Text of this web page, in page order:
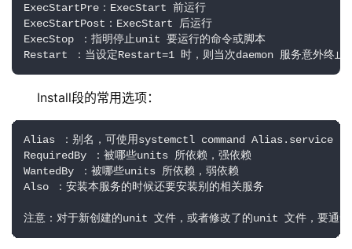
ExecStartPre：ExecStart 前运行
ExecStartPost：ExecStart 后运行
ExecStop ：指明停止unit 要运行的命令或脚本
Restart ：当设定Restart=1 时，则当次daemon 服务意外终止
Install段的常用选项：
Alias ：别名，可使用systemctl command Alias.service
RequiredBy ：被哪些units 所依赖，强依赖
WantedBy ：被哪些units 所依赖，弱依赖
Also ：安装本服务的时候还要安装别的相关服务
注意：对于新创建的unit 文件，或者修改了的unit 文件，要